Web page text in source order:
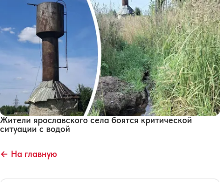
Жители ярославского села боятся критической
ситуации с водой
← На главную